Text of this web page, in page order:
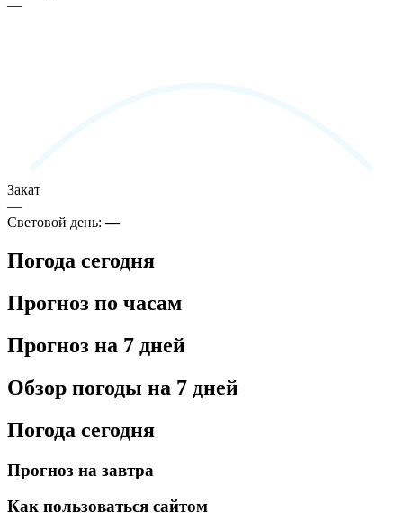
—
Закат
—
Световой день:—
Погода сегодня
Прогноз по часам
Прогноз на 7 дней
Обзор погоды на 7 дней
Погода сегодня
Прогноз на завтра
Как пользоваться сайтом